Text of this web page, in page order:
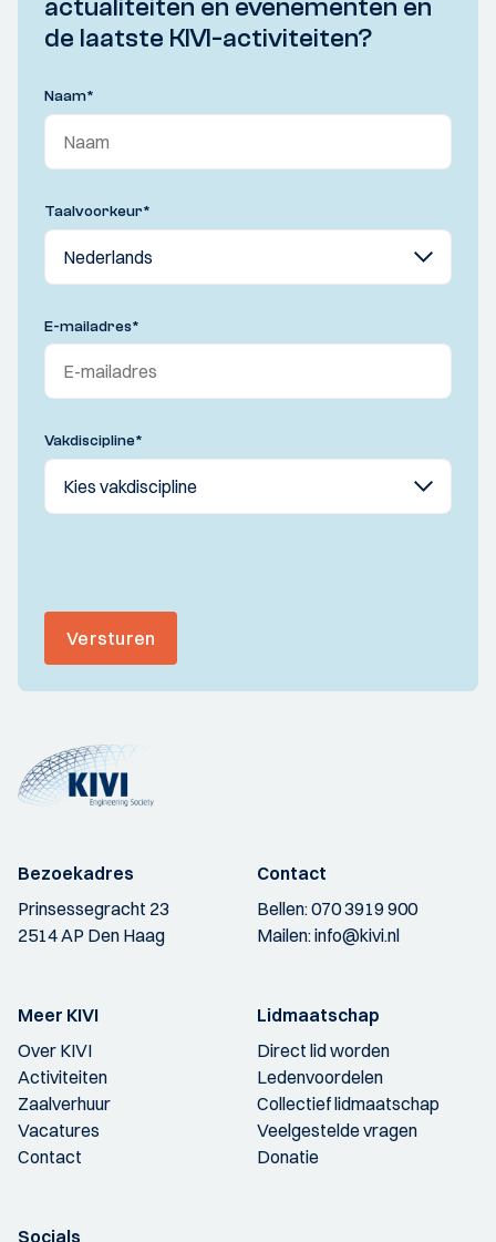
actualiteiten en evenementen en
de laatste KIVI-activiteiten?
Naam*
Taalvoorkeur*
E-mailadres*
Vakdiscipline*
Versturen
Bezoekadres
Prinsessegracht 23
2514 AP Den Haag
Contact
Bellen:070 3919 900
Mailen:info@kivi.nl
Meer KIVI
Over KIVI
Activiteiten
Zaalverhuur
Vacatures
Contact
Lidmaatschap
Direct lid worden
Ledenvoordelen
Collectief lidmaatschap
Veelgestelde vragen
Donatie
Socials